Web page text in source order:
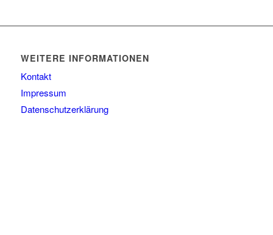
WEITERE INFORMATIONEN
Kontakt
Impressum
Datenschutzerklärung